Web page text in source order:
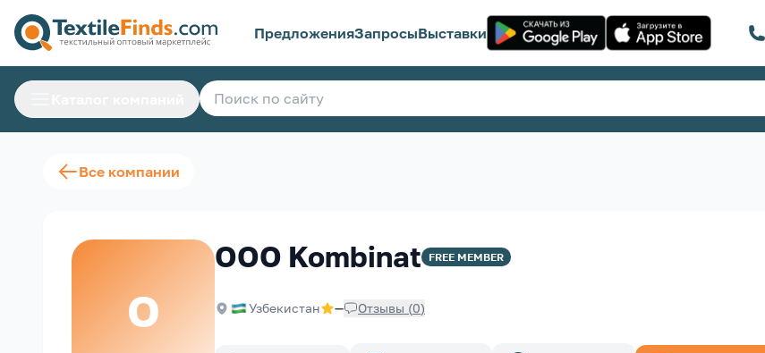
ПредложенияЗапросыВыставки
Все компании
O
OOO Kombinat FREE MEMBER
Узбекистан — Отзывы (0)